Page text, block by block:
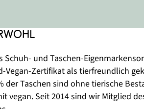
Schuh- und Taschen-
Vegan-Zertifikat als tierfreundlich
der Taschen sind ohne tierische
vegan. Seit 2014 sind wir Mitglied